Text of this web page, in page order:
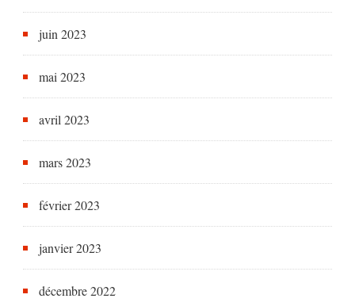
juin 2023
mai 2023
avril 2023
mars 2023
février 2023
janvier 2023
décembre 2022